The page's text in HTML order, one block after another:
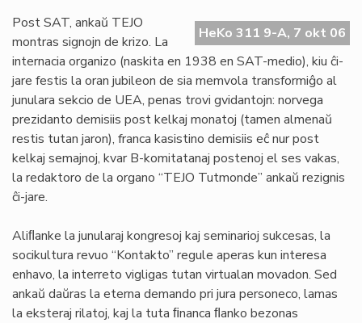
HeKo 311 9-A, 7 okt 06
Post SAT, ankaŭ TEJO
montras signojn de krizo. La
internacia organizo (naskita en 1938 en SAT-medio), kiu ĉi-
jare festis la oran jubileon de sia memvola transformiĝo al
junulara sekcio de UEA, penas trovi gvidantojn: norvega
prezidanto demisiis post kelkaj monatoj (tamen almenaŭ
restis tutan jaron), franca kasistino demisiis eĉ nur post
kelkaj semajnoj, kvar B-komitatanaj postenoj el ses vakas,
la redaktoro de la organo “TEJO Tutmonde” ankaŭ rezignis
ĉi-jare.
Aliﬂanke la junularaj kongresoj kaj seminarioj sukcesas, la
socikultura revuo “Kontakto” regule aperas kun interesa
enhavo, la interreto vigligas tutan virtualan movadon. Sed
ankaŭ daŭras la eterna demando pri jura personeco, lamas
la eksteraj rilatoj, kaj la tuta ﬁnanca ﬂanko bezonas